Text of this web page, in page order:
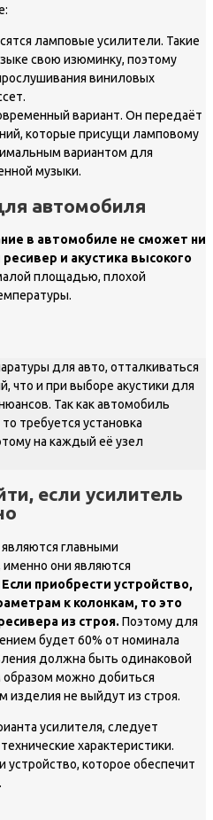
ламповые усилители. Такие
свою изюминку, поэтому
виниловых
вариант. Он передаёт
которые присущи ламповому
вариантом для
музыки.
автомобиля
в автомобиле не сможет ни
и акустика высокого
площадью, плохой
для авто, отталкиваться
что и при выборе акустики для
Так как автомобиль
требуется установка
на каждый её узел
если усилитель
главными
именно они являются
Если приобрести устройство,
к колонкам, то это
из строя. Поэтому для
будет 60% от номинала
должна быть одинаковой
образом можно добиться
изделия не выйдут из строя.
усилителя, следует
характеристики.
которое обеспечит